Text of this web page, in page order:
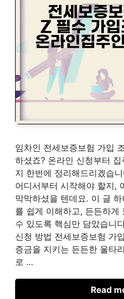
임차인 전세보증보험 가입
하셨죠? 온라인 신청부터
지 한번에 정리해드리겠습
어디서부터 시작해야 할지,
막막하셨을 텐데요. 이 글
를 쉽게 이해하고, 든든하게
수 있도록 핵심만 담았습니
신청 방법 전세보증보험 가
증금을 지키는 든든한 울타
로 …
Read